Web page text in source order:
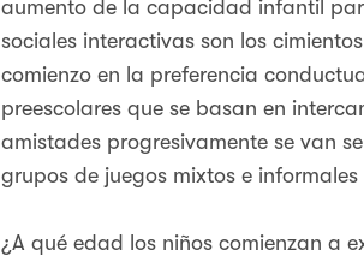
aumento de la capacidad infantil
sociales interactivas son los
comienzo en la preferencia
preescolares que se basan en
amistades progresivamente se van
grupos de juegos mixtos e
¿A qué edad los niños comienzan a